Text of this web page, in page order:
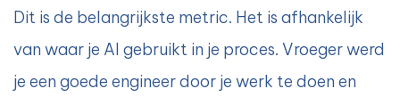
Dit is de belangrijkste metric. Het is afhankelijk
van waar je AI gebruikt in je proces. Vroeger werd
je een goede engineer door je werk te doen en